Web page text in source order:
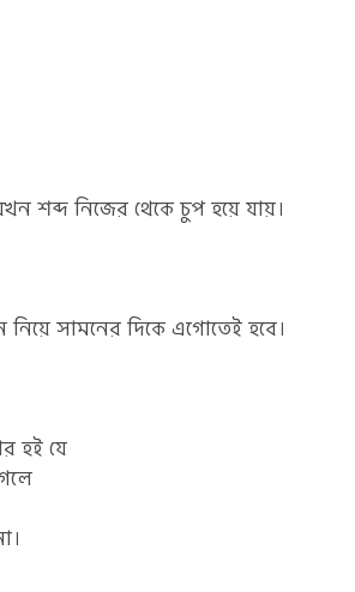
শব্দ নিজের থেকে চুপ হয়ে যায়।
নিয়ে সামনের দিকে এগোতেই হবে।
হই যে